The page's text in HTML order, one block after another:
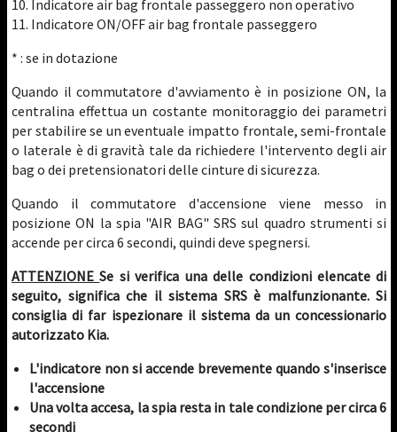
10. Indicatore air bag frontale passeggero non operativo
11. Indicatore ON/OFF air bag frontale passeggero
* : se in dotazione
Quando il commutatore d'avviamento è in posizione ON, la
centralina effettua un costante monitoraggio dei parametri
per stabilire se un eventuale impatto frontale, semi-frontale
o laterale è di gravità tale da richiedere l'intervento degli air
bag o dei pretensionatori delle cinture di sicurezza.
Quando il commutatore d'accensione viene messo in
posizione ON la spia "AIR BAG" SRS sul quadro strumenti si
accende per circa 6 secondi, quindi deve spegnersi.
ATTENZIONESe si verifica una delle condizioni elencate di
seguito, significa che il sistema SRS è malfunzionante. Si
consiglia di far ispezionare il sistema da un concessionario
autorizzato Kia.
L'indicatore non si accende brevemente quando s'inserisce
l'accensione
Una volta accesa, la spia resta in tale condizione per circa 6
secondi